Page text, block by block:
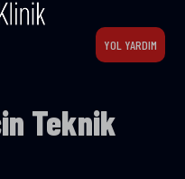
YOL YARDIM
Teknik